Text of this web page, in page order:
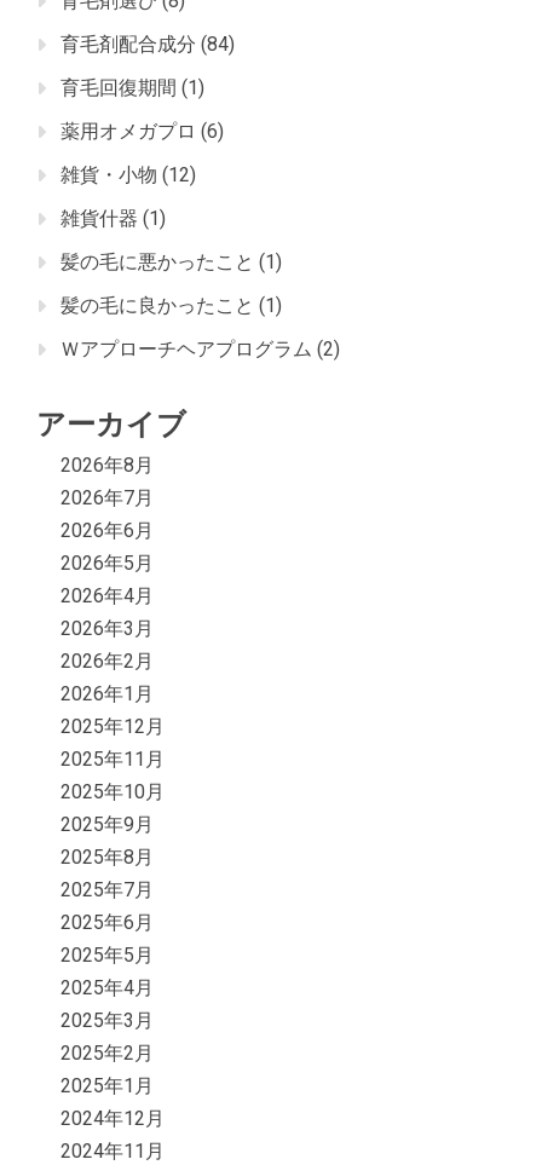
育毛剤配合成分 (84)
育毛回復期間 (1)
薬用オメガプロ (6)
雑貨・小物 (12)
雑貨什器 (1)
髪の毛に悪かったこと (1)
髪の毛に良かったこと (1)
Ｗアプローチヘアプログラム (2)
アーカイブ
2026年8月
2026年7月
2026年6月
2026年5月
2026年4月
2026年3月
2026年2月
2026年1月
2025年12月
2025年11月
2025年10月
2025年9月
2025年8月
2025年7月
2025年6月
2025年5月
2025年4月
2025年3月
2025年2月
2025年1月
2024年12月
2024年11月